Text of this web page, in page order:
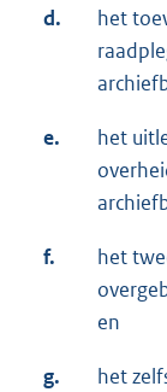
d.
het
e.
het
f.
het
en
g.
het